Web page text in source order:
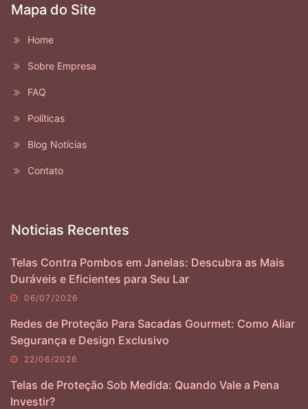
Mapa do Site
Home
Sobre Empresa
FAQ
Políticas
Blog Notícias
Contato
Noticias Recentes
Telas Contra Pombos em Janelas: Descubra as Mais
Duráveis e Eficientes para Seu Lar
06/07/2026
Redes de Proteção Para Sacadas Gourmet: Como Aliar
Segurança e Design Exclusivo
22/06/2026
Telas de Proteção Sob Medida: Quando Vale a Pena
Investir?